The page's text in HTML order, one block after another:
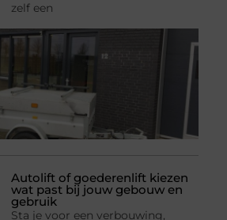
zelf een
Autolift of goederenlift kiezen
wat past bij jouw gebouw en
gebruik
Sta je voor een verbouwing,